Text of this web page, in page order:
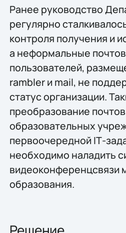
Ранее руководство
регулярно
контроля получения и
а неформальные
пользователей,
rambler и mail, не
статус организации.
преобразование
образовательных
первоочередной IТ-
необходимо наладить
видеоконференцсвязи
образования.